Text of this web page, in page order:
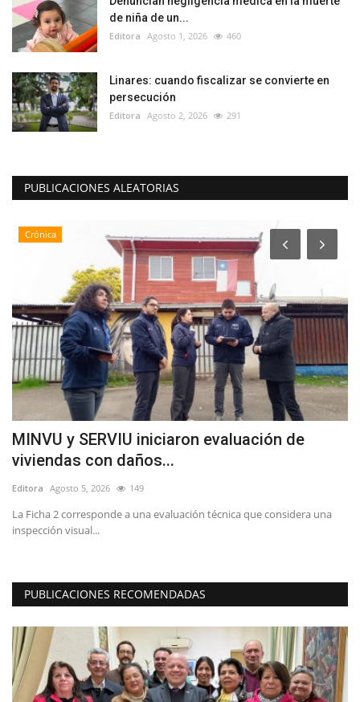
de niña de un...
Editora Agosto 1, 2026 460
Linares: cuando fiscalizar se convierte en
persecución
Editora Agosto 2, 2026 291
PUBLICACIONES ALEATORIAS
Crónica
MINVU y SERVIU iniciaron evaluación de
viviendas con daños...
Editora Agosto 5, 2026 149
La Ficha 2 corresponde a una evaluación técnica que considera una
inspección visual...
PUBLICACIONES RECOMENDADAS